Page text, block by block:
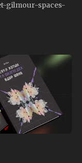
gilmour-spaces-